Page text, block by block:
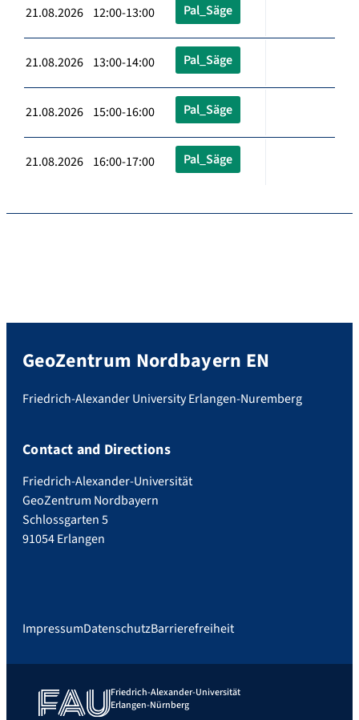
21.08.2026 12:00-13:00 Pal_Säge
21.08.2026 13:00-14:00 Pal_Säge
21.08.2026 15:00-16:00 Pal_Säge
21.08.2026 16:00-17:00 Pal_Säge
GeoZentrum Nordbayern EN
Friedrich-Alexander University Erlangen-Nuremberg
Contact and Directions
Friedrich-Alexander-Universität
GeoZentrum Nordbayern
Schlossgarten 5
91054 Erlangen
ImpressumDatenschutzBarrierefreiheit
Friedrich-Alexander-Universität
Erlangen-Nürnberg